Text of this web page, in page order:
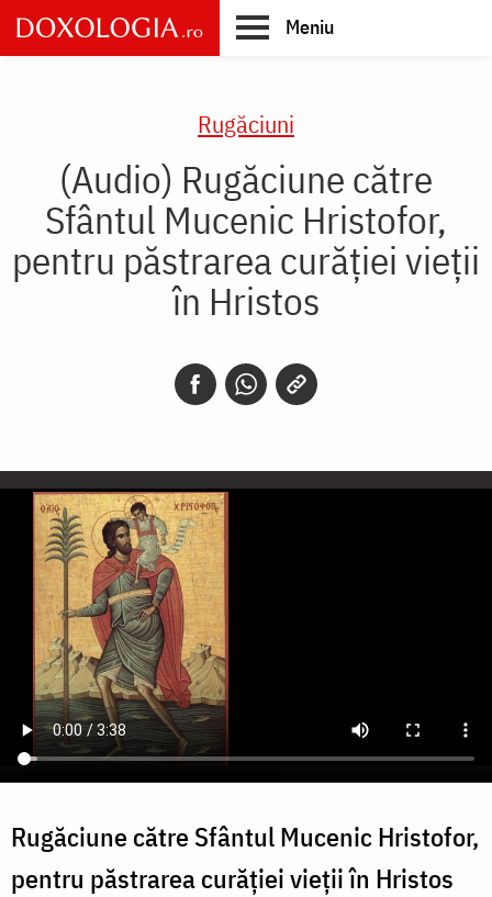
Skip
to
main
Meniu
Rugăciuni
(Audio) Rugăciune către
Sfântul Mucenic Hristofor,
pentru păstrarea curăției vieții
în Hristos
Rugăciune către Sfântul Mucenic Hristofor,
pentru păstrarea curăției vieții în Hristos